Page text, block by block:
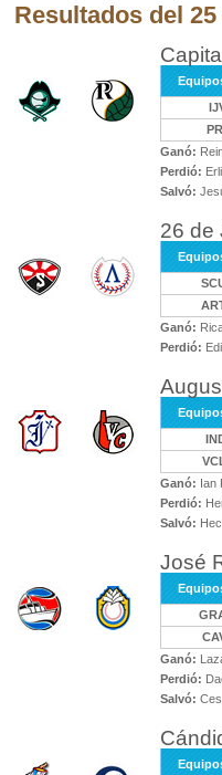
Resultados del
Ganó:
Perdió:
Salvó:
26 de
Ganó:
Perdió:
Ganó: Ian
Perdió:
Salvó:
José
Ganó:
Perdió:
Salvó: